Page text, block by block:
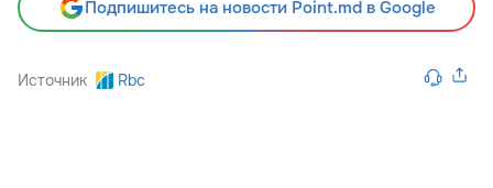
Подпишитесь на новости Point.md в Google
Источник Rbc